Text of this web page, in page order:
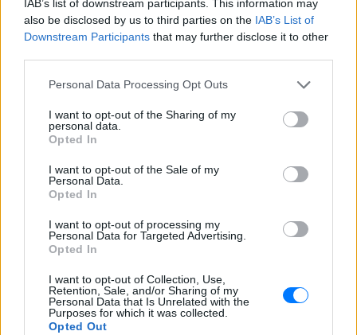
IAB’s list of downstream participants. This information may
also be disclosed by us to third parties on the IAB’s List of
Downstream Participants that may further disclose it to other
Personal Data Processing Opt Outs
I want to opt-out of the Sharing of my
personal data.
Opted In
I want to opt-out of the Sale of my
Personal Data.
Opted In
I want to opt-out of processing my
Personal Data for Targeted Advertising.
Opted In
I want to opt-out of Collection, Use,
Retention, Sale, and/or Sharing of my
Personal Data that Is Unrelated with the
Purposes for which it was collected.
Opted Out
μαλώναμε με γονείς»
ΣΉΜΕΡΑ
Τι δήλωσαν ο συνήγορος του ιδιοκτήτη,
ιδιοκτήτης του beach bar
Πάτρα: Παιδί 2,5 ετών έπεσε
από μπαλκόνι – Δέντρο
Οι αρμόδιες υπηρεσίες κινητοποιήθηκαν
Πάτρας.